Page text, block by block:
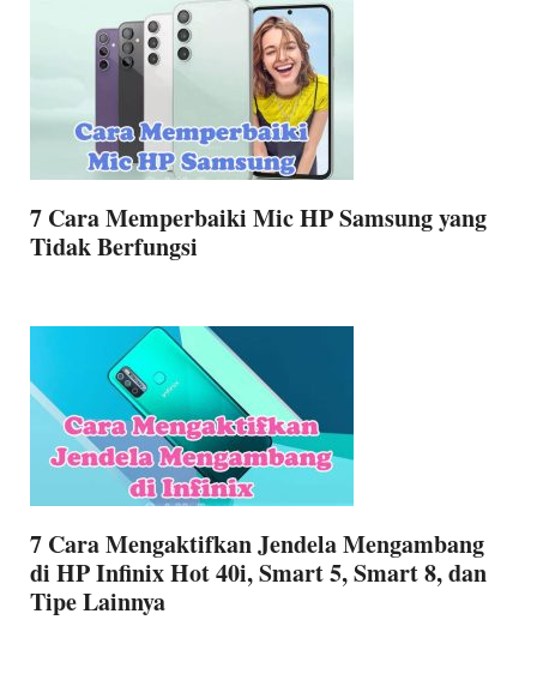
7 Cara Memperbaiki Mic HP Samsung yang
Tidak Berfungsi
7 Cara Mengaktifkan Jendela Mengambang
di HP Infinix Hot 40i, Smart 5, Smart 8, dan
Tipe Lainnya